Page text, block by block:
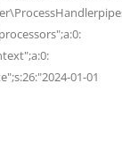
01-01